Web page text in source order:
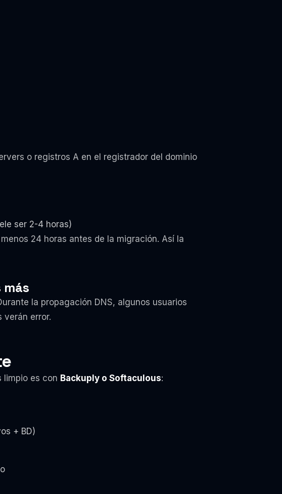
o registros A en el registrador del dominio
ser 2-4 horas)
24 horas antes de la migración. Así la
más
la propagación DNS, algunos usuarios
verán error.
limpio es con Backuply o Softaculous:
+ BD)